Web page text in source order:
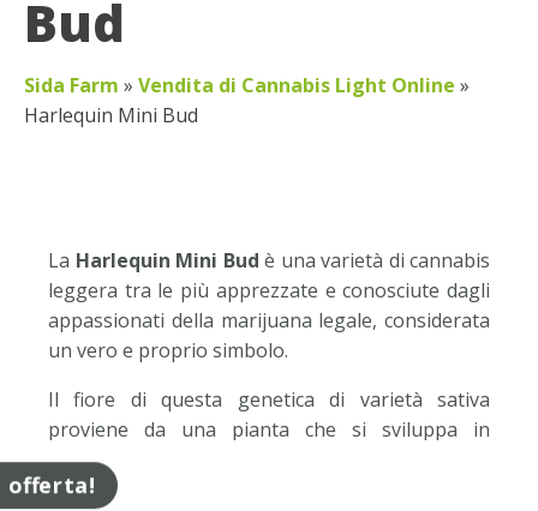
Bud
Sida Farm » Vendita di Cannabis Light Online »
Harlequin Mini Bud
La Harlequin Mini Bud è una varietà di cannabis
leggera tra le più apprezzate e conosciute dagli
appassionati della marijuana legale, considerata
un vero e proprio simbolo.
Il fiore di questa genetica di varietà sativa
proviene da una pianta che si sviluppa in
larghezza occupando ampie aree in campo, con
cime di notevoli dimensioni.
offerta!